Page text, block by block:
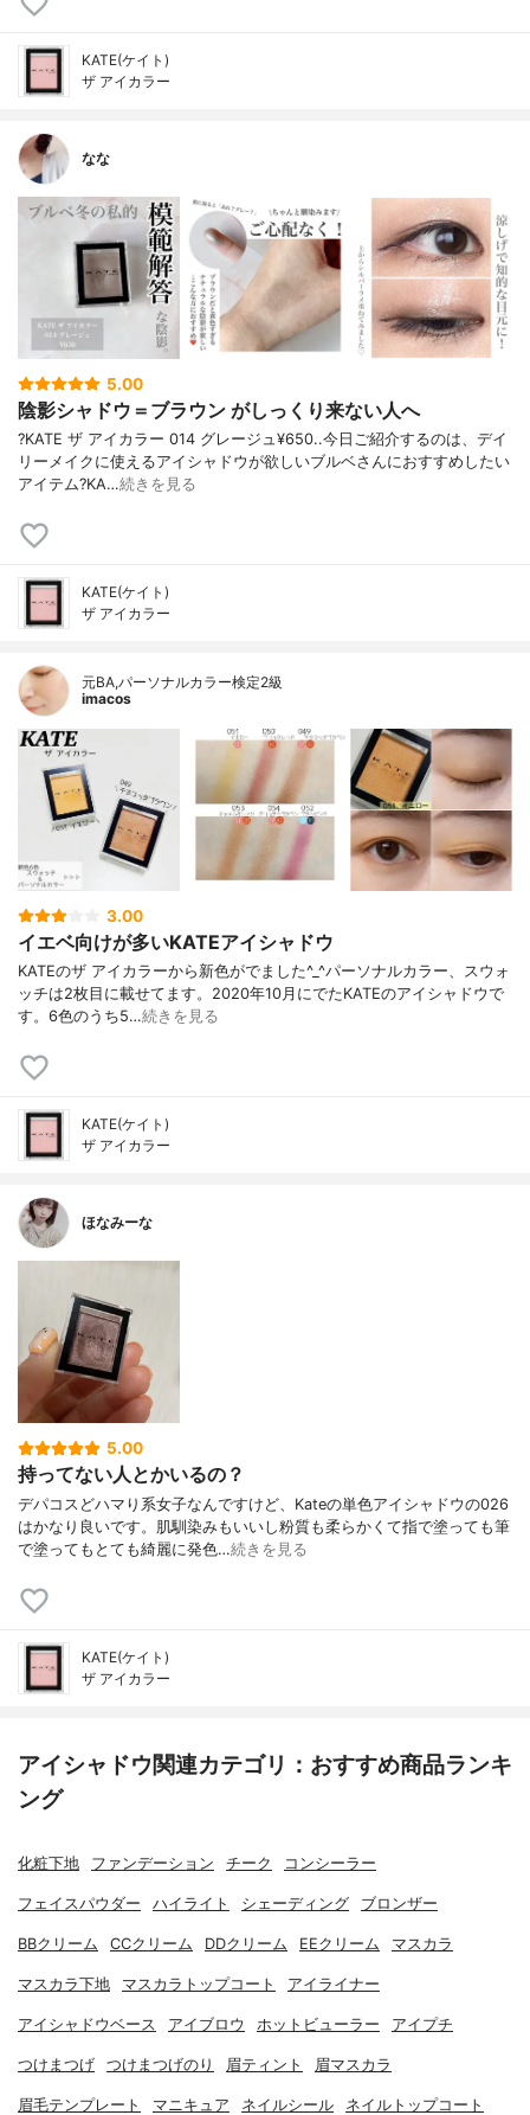
KATE(ケイト)
ザ アイカラー
なな
5.00
陰影シャドウ＝ブラウン がしっくり来ない人へ
?KATE ザ アイカラー 014 グレージュ¥650..今日ご紹介するのは、デイ
リーメイクに使えるアイシャドウが欲しいブルベさんにおすすめしたい
アイテム?KA…続きを見る
KATE(ケイト)
ザ アイカラー
元BA,パーソナルカラー検定2級
imacos
3.00
イエベ向けが多いKATEアイシャドウ
KATEのザ アイカラーから新色がでました^_^パーソナルカラー、スウォ
ッチは2枚目に載せてます。2020年10月にでたKATEのアイシャドウで
す。6色のうち5…続きを見る
KATE(ケイト)
ザ アイカラー
ほなみーな
5.00
持ってない人とかいるの？
デパコスどハマり系女子なんですけど、Kateの単色アイシャドウの026
はかなり良いです。肌馴染みもいいし粉質も柔らかくて指で塗っても筆
で塗ってもとても綺麗に発色…続きを見る
KATE(ケイト)
ザ アイカラー
アイシャドウ関連カテゴリ：おすすめ商品ランキ
ング
化粧下地 ファンデーション チーク コンシーラー
フェイスパウダー ハイライト シェーディング ブロンザー
BBクリーム CCクリーム DDクリーム EEクリーム マスカラ
マスカラ下地 マスカラトップコート アイライナー
アイシャドウベース アイブロウ ホットビューラー アイプチ
つけまつげ つけまつげのり 眉ティント 眉マスカラ
眉毛テンプレート マニキュア ネイルシール ネイルトップコート